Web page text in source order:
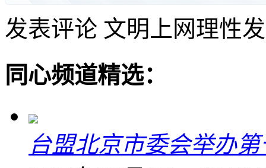
发表评论 文明上网理性
同心频道精选：
台盟北京市委会举办